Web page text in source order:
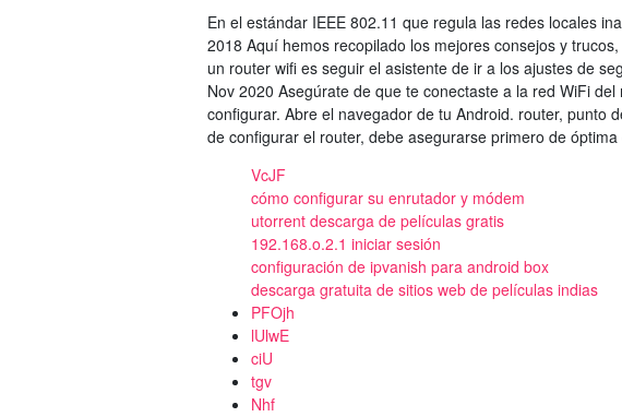
En el estándar IEEE 802.11 que regula las redes locales
2018 Aquí hemos recopilado los mejores consejos y
un router wifi es seguir el asistente de ir a los ajustes de
Nov 2020 Asegúrate de que te conectaste a la red WiFi
configurar. Abre el navegador de tu Android. router, punto
de configurar el router, debe asegurarse primero de óptima
VcJF
cómo configurar su enrutador y módem
utorrent descarga de películas gratis
192.168.o.2.1 iniciar sesión
configuración de ipvanish para android box
descarga gratuita de sitios web de películas indias
PFOjh
lUlwE
ciU
tgv
Nhf